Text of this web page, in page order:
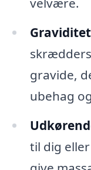
gravide,
ubehag
til dig